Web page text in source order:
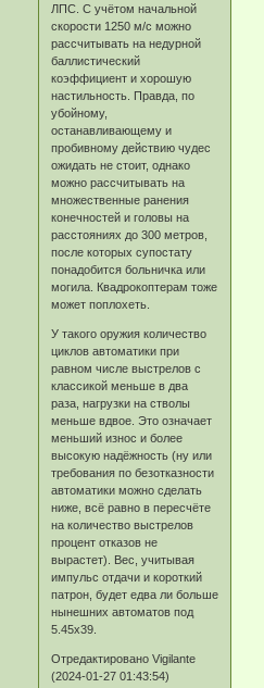
ЛПС. С учётом начальной
скорости 1250 м/с можно
рассчитывать на недурной
баллистический
коэффициент и хорошую
настильность. Правда, по
убойному,
останавливающему и
пробивному действию чудес
ожидать не стоит, однако
можно рассчитывать на
множественные ранения
конечностей и головы на
расстояниях до 300 метров,
после которых супостату
понадобится больничка или
могила. Квадрокоптерам тоже
может поплохеть.
У такого оружия количество
циклов автоматики при
равном числе выстрелов с
классикой меньше в два
раза, нагрузки на стволы
меньше вдвое. Это означает
меньший износ и более
высокую надёжность (ну или
требования по безотказности
автоматики можно сделать
ниже, всё равно в пересчёте
на количество выстрелов
процент отказов не
вырастет). Вес, учитывая
импульс отдачи и короткий
патрон, будет едва ли больше
нынешних автоматов под
5.45х39.
Отредактировано Vigilante
(2024-01-27 01:43:54)